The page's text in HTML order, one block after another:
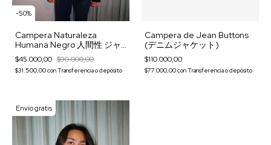
-50%
Campera Naturaleza
Humana Negro 人間性 ジャ
ケット
$45.000,00 $90.000,00
$31.500,00conTransferencia o depósito
Campera de Jean Buttons
(デニムジャケット)
$110.000,00
$77.000,00conTransferencia o depósito
Envío gratis